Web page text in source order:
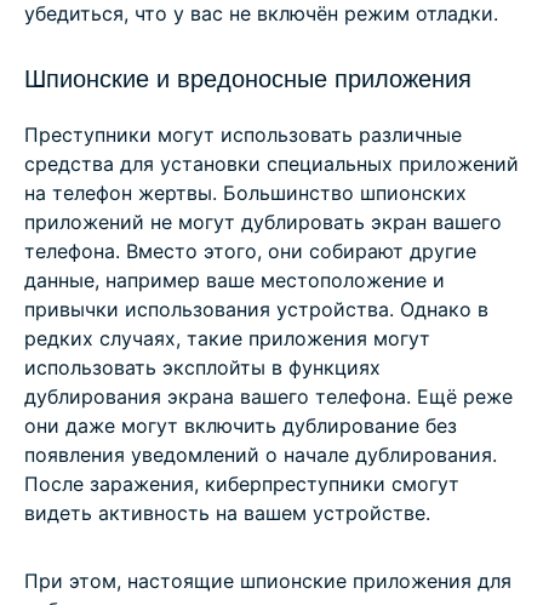
убедиться, что у вас не включён режим отладки.
Шпионские и вредоносные приложения
Преступники могут использовать различные
средства для установки специальных приложений
на телефон жертвы. Большинство шпионских
приложений не могут дублировать экран вашего
телефона. Вместо этого, они собирают другие
данные, например ваше местоположение и
привычки использования устройства. Однако в
редких случаях, такие приложения могут
использовать эксплойты в функциях
дублирования экрана вашего телефона. Ещё реже
они даже могут включить дублирование без
появления уведомлений о начале дублирования.
После заражения, киберпреступники смогут
видеть активность на вашем устройстве.
При этом, настоящие шпионские приложения для